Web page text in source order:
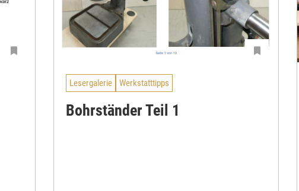
Lesergalerie Werkstatttipps
Bohrständer Teil 1